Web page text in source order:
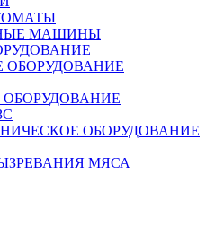
МАШИНЫ
ОБОРУДОВАНИЕ
МЯСА